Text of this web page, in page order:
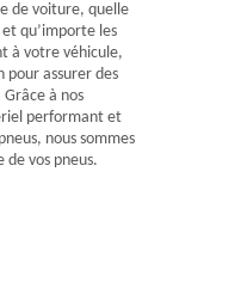
de voiture, quelle
qu’importe les
à votre véhicule,
pour assurer des
à nos
performant et
nous sommes
vos pneus.